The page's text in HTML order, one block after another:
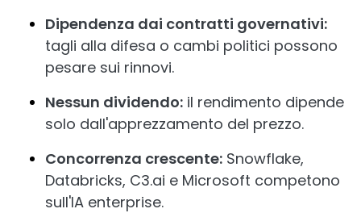
Dipendenza dai contratti governativi:
tagli alla difesa o cambi politici possono
pesare sui rinnovi.
Nessun dividendo: il rendimento dipende
solo dall'apprezzamento del prezzo.
Concorrenza crescente: Snowflake,
Databricks, C3.ai e Microsoft competono
sull'IA enterprise.